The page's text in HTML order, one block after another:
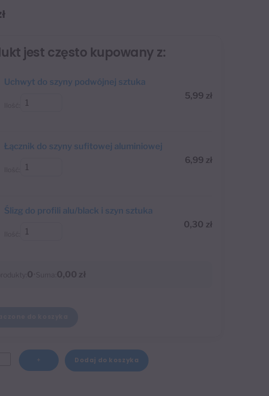
jest często kupowany z:
Uchwyt do szyny podwójnej sztuka
5,99 zł
Łącznik do szyny sufitowej aluminiowej
6,99 zł
Ślizg do profili alu/black i szyn sztuka
0,30 zł
0 0,00 zł
+ Dodaj do koszyka